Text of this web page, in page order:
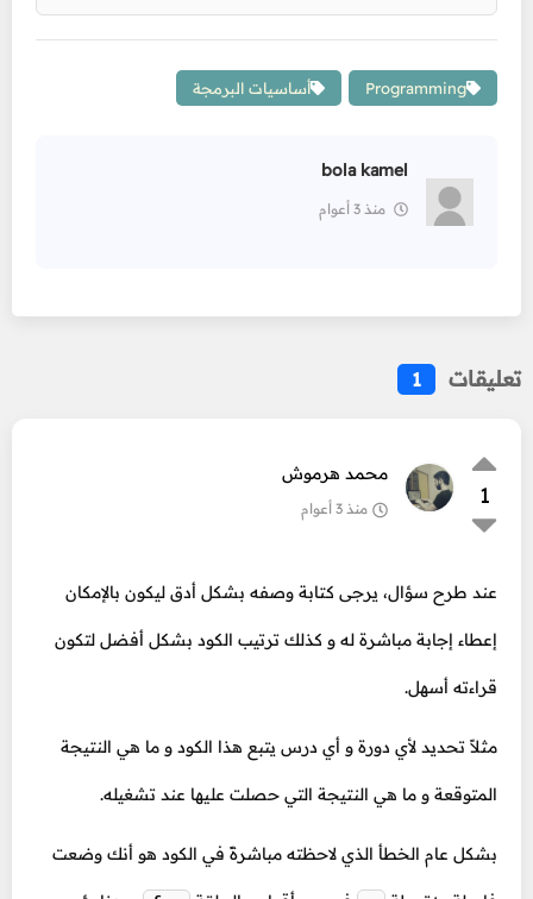
Programming أساسيات البرمجة
bola kamel
منذ 3 أعوام
تعليقات 1
1
محمد هرموش
منذ 3 أعوام
عند طرح سؤال، يرجى كتابة وصفه بشكل أدق ليكون بالإمكان
إعطاء إجابة مباشرة له و كذلك ترتيب الكود بشكل أفضل لتكون
قراءته أسهل.
مثلاً تحديد لأي دورة و أي درس يتبع هذا الكود و ما هي النتيجة
المتوقعة و ما هي النتيجة التي حصلت عليها عند تشغيله.
بشكل عام الخطأ الذي لاحظته مباشرةً في الكود هو أنك وضعت